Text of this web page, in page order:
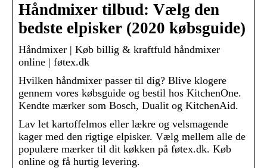
Håndmixer tilbud: Vælg den
bedste elpisker (2020 købsguide)
Håndmixer | Køb billig & kraftfuld håndmixer
online | føtex.dk
Hvilken håndmixer passer til dig? Blive klogere
gennem vores købsguide og bestil hos KitchenOne.
Kendte mærker som Bosch, Dualit og KitchenAid.
Lav let kartoffelmos eller lækre og velsmagende
kager med den rigtige elpisker. Vælg mellem alle de
populære mærker til dit køkken på føtex.dk. Køb
online og få hurtig levering.